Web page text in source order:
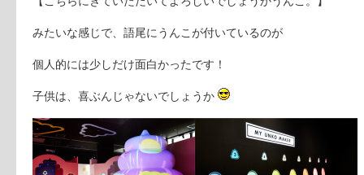
みたいな感じで、語尾にうんこが付いているのが
個人的には少しだけ面白かったです！
子供は、喜ぶんじゃないでしょうか